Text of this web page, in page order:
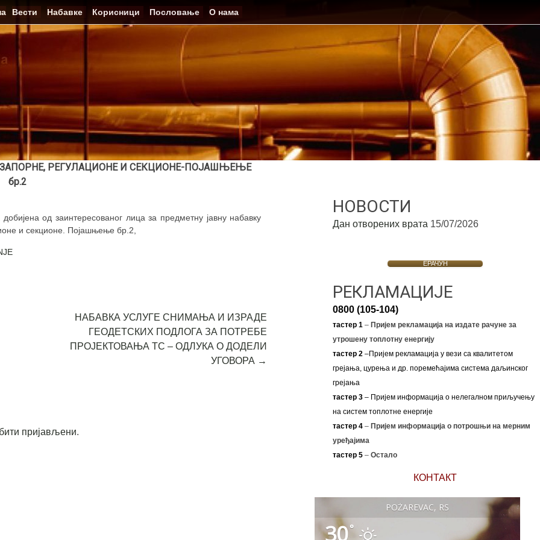
Вести Набавке Корисници Пословање О нама
РЕГУЛАЦИОНЕ И СЕКЦИОНЕ-ПОЈАШЊЕЊЕ
бр.2
од заинтересованог лица за предметну јавну набавку
и секционе. Појашњење бр.2,
НАБАВКА УСЛУГЕ СНИМАЊА И ИЗРАДЕ
ГЕОДЕТСКИХ ПОДЛОГА ЗА ПОТРЕБЕ
ПРОЈЕКТОВАЊА ТС – ОДЛУКА О ДОДЕЛИ
УГОВОРА →
бити пријављени.
НОВОСТИ
Дан отворених врата 15/07/2026
ЕРАЧУН
РЕКЛАМАЦИЈЕ
0800 (105-104)
тастер 1–Пријем рекламација на издате рачуне за
утрошену топлотну енергију
тастер 2–Пријем рекламација у вези са квалитетом
грејања, цурења и др. поремећајима система даљинског
грејања
тастер 3– Пријем информација о нелегалном приључењу
на систем топлотне енергије
тастер 4 – Пријем информација о потрошњи на мерним
уређајима
тастер 5 – Остало
КОНТАКТ
POŽAREVAC, RS
30°